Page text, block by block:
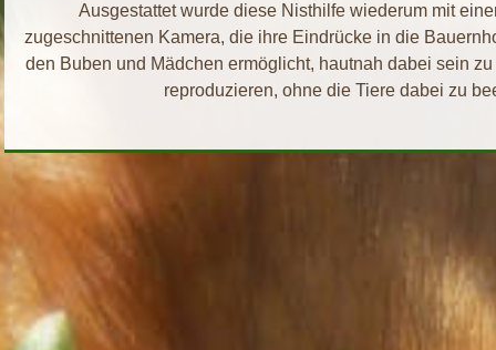
Ausgestattet wurde diese Nisthilfe wiederum mit
zugeschnittenen Kamera, die ihre Eindrücke in die
den Buben und Mädchen ermöglicht, hautnah dabei sein
reproduzieren, ohne die Tiere dabei zu